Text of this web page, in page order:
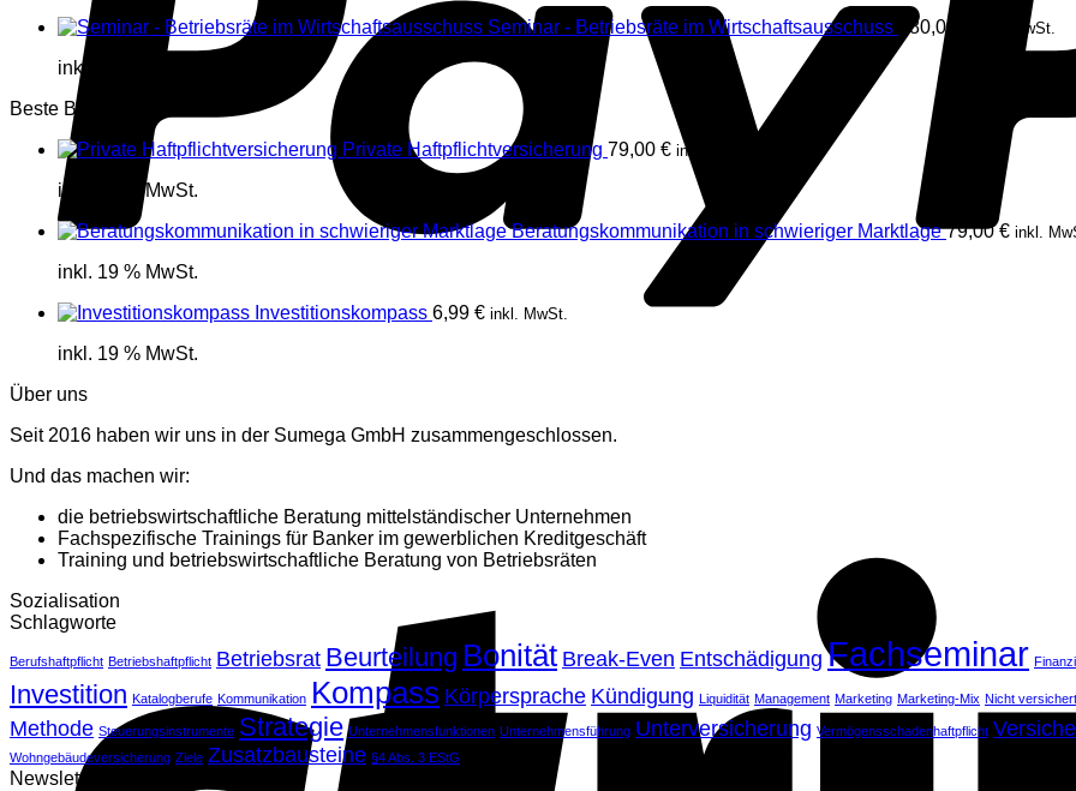
Seminar - Betriebsräte im Wirtschaftsausschuss
980,00 inkl. MwSt.
inkl. 19 % MwSt.
Beste Bewertung
Private Haftpflichtversicherung 79,00 € inkl. MwSt.
inkl. 19 % MwSt.
Beratungskommunikation in schwieriger Marktlage 79,00€ inkl.
inkl. 19 % MwSt.
Investitionskompass 6,99 € inkl. MwSt.
inkl. 19 % MwSt.
Über uns
Seit 2016 haben wir uns in der Sumega GmbH zusammengeschlossen.
Und das machen wir:
die betriebswirtschaftliche Beratung mittelständischer Unternehmen
Fachspezifische Trainings für Banker im gewerblichen Kreditgeschäft
Training und betriebswirtschaftliche Beratung von Betriebsräten
Sozialisation
Schlagworte
Berufshaftpflicht Betriebshaftpflicht Betriebsrat Beurteilung Bonität Break-Even Entschädigung Fachseminar
Investition Katalogberufe Kommunikation Kompass Körpersprache Kündigung Liquidität Management Marketing Marketing-Mix Nicht
Methode Steuerungsinstrumente Strategie Unternehmensfunktionen Unternehmensführung Unterversicherung Vermögensschadenhaftpflicht
Wohngebäudeversicherung Ziele Zusatzbausteine §4 Abs. 3 EStG
Newsletter